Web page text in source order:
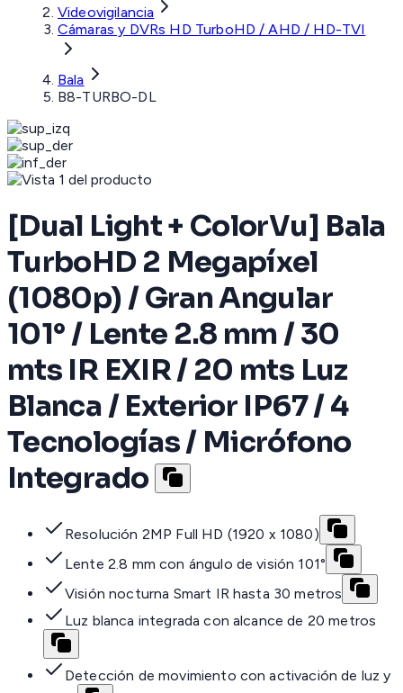
Videovigilancia
Cámaras y DVRs HD TurboHD / AHD / HD-TVI
Bala
B8-TURBO-DL
[Dual Light + ColorVu] Bala
TurboHD 2 Megapíxel
(1080p) / Gran Angular
101° / Lente 2.8 mm / 30
mts IR EXIR / 20 mts Luz
Blanca / Exterior IP67 / 4
Tecnologías / Micrófono
Integrado
Resolución 2MP Full HD (1920 x 1080)
Lente 2.8 mm con ángulo de visión 101°
Visión nocturna Smart IR hasta 30 metros
Luz blanca integrada con alcance de 20 metros
Detección de movimiento con activación de luz y